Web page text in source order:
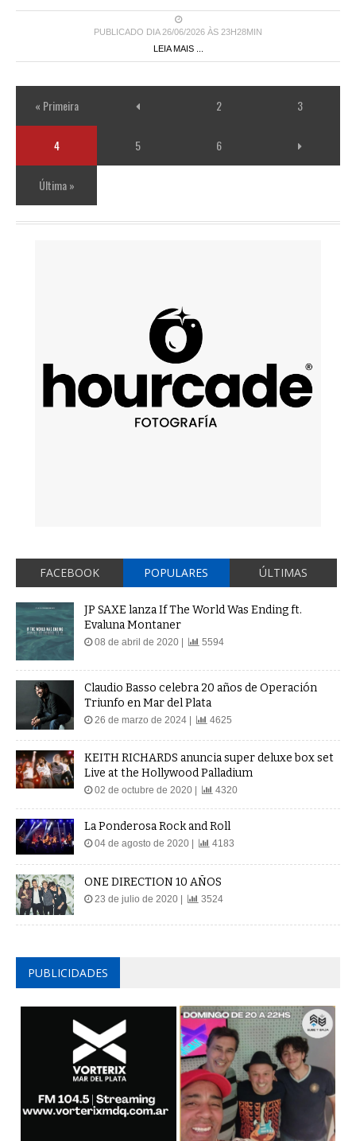
PUBLICADO DIA 26/06/2026 ÀS 23H28MIN
LEIA MAIS ...
« Primeira 2 3
4 5 6
Última »
FACEBOOK POPULARES ÚLTIMAS
JP SAXE lanza If The World Was Ending ft.
Evaluna Montaner
08 de abril de 2020 | 5594
Claudio Basso celebra 20 años de Operación
Triunfo en Mar del Plata
26 de marzo de 2024 | 4625
KEITH RICHARDS anuncia super deluxe box set
Live at the Hollywood Palladium
02 de octubre de 2020 | 4320
La Ponderosa Rock and Roll
04 de agosto de 2020 | 4183
ONE DIRECTION 10 AÑOS
23 de julio de 2020 | 3524
PUBLICIDADES